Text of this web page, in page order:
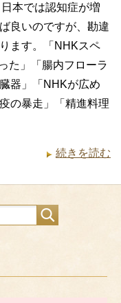
本では認知症が増
良いのですが、勘違
ます。「NHKスペ
た」「腸内フローラ
器」「NHKが広め
の暴走」「精進料理
続きを読む